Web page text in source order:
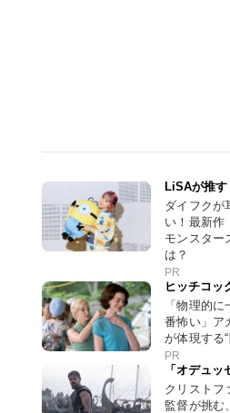
LiSAが推
ダイフクが
い！最新作
モンスター
は？
PR
ヒッチコッ
「物理的
番怖い」ア
が体現する
PR
「オデュ
クリストフ
監督が挑む